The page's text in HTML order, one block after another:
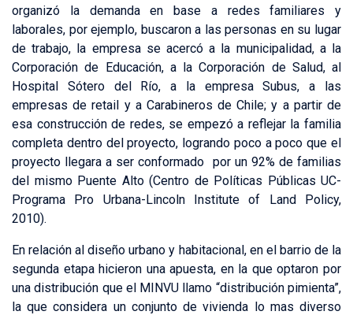
organizó la demanda en base a redes familiares y
laborales, por ejemplo, buscaron a las personas en su lugar
de trabajo, la empresa se acercó a la municipalidad, a la
Corporación de Educación, a la Corporación de Salud, al
Hospital Sótero del Río, a la empresa Subus, a las
empresas de retail y a Carabineros de Chile; y a partir de
esa construcción de redes, se empezó a reflejar la familia
completa dentro del proyecto, logrando poco a poco que el
proyecto llegara a ser conformado por un 92% de familias
del mismo Puente Alto (Centro de Políticas Públicas UC-
Programa Pro Urbana-Lincoln Institute of Land Policy,
2010).
En relación al diseño urbano y habitacional, en el barrio de la
segunda etapa hicieron una apuesta, en la que optaron por
una distribución que el MINVU llamo “distribución pimienta”,
la que considera un conjunto de vivienda lo mas diverso